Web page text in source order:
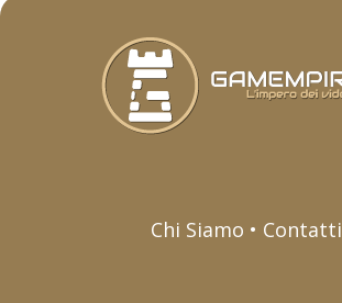
Chi Siamo • Contatti